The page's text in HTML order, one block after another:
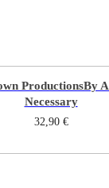
ProductionsBy
Necessary
32,90 €